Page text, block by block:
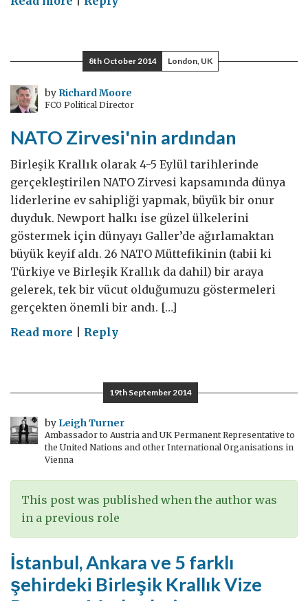
ne
durumda?
(2.Bölüm)
8th October 2014 London, UK
by Richard Moore
FCO Political Director
NATO Zirvesi'nin ardından
Birleşik Krallık olarak 4-5 Eylül tarihlerinde
gerçekleştirilen NATO Zirvesi kapsamında dünya
liderlerine ev sahipliği yapmak, büyük bir onur
duyduk. Newport halkı ise güzel ülkelerini
göstermek için dünyayı Galler’de ağırlamaktan
büyük keyif aldı. 26 NATO Müttefikinin (tabii ki
Türkiye ve Birleşik Krallık da dahil) bir araya
gelerek, tek bir vücut olduğumuzu göstermeleri
gerçekten önemli bir andı. […]
Read more on
ardından
Reply
19th September 2014
by Leigh Turner
Ambassador to Austria and UK Permanent Representative to
the United Nations and other International Organisations in
Vienna
This post was published when the author was
in a previous role
İstanbul, Ankara ve 5 farklı
şehirdeki Birleşik Krallık Vize